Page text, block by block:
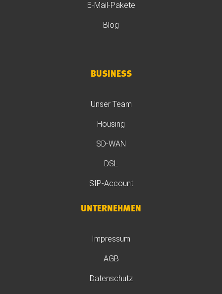
E-Mail-Pakete
Blog
BUSINESS
Unser Team
Housing
SD-WAN
DSL
SIP-Account
UNTERNEHMEN
Impressum
AGB
Datenschutz